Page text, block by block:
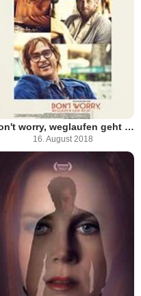
Don't worry, weglaufen geht nicht
16. August 2018